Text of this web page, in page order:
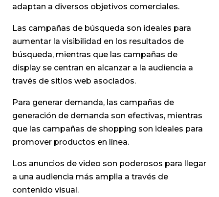
adaptan a diversos objetivos comerciales.
Las campañas de búsqueda son ideales para
aumentar la visibilidad en los resultados de
búsqueda, mientras que las campañas de
display se centran en alcanzar a la audiencia a
través de sitios web asociados.
Para generar demanda, las campañas de
generación de demanda son efectivas, mientras
que las campañas de shopping son ideales para
promover productos en línea.
Los anuncios de video son poderosos para llegar
a una audiencia más amplia a través de
contenido visual.